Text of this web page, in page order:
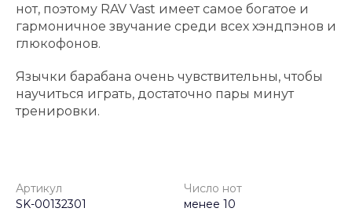
нот, поэтому RAV Vast имеет самое богатое и
гармоничное звучание среди всех хэндпэнов и
глюкофонов.
Язычки барабана очень чувствительны, чтобы
научиться играть, достаточно пары минут
тренировки.
Артикул
SK-00132301
Число нот
менее 10